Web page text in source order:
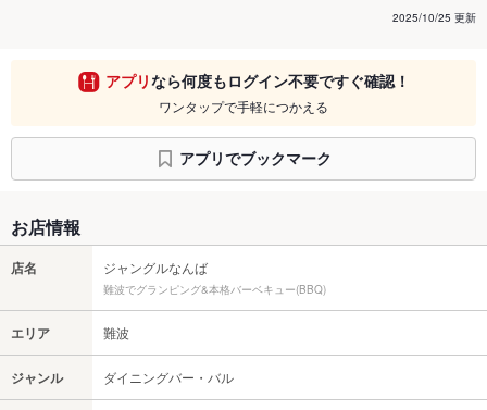
2025/10/25 更新
アプリなら何度もログイン不要ですぐ確認！
ワンタップで手軽につかえる
アプリでブックマーク
お店情報
店名 ジャングルなんば
難波でグランピング&本格バーベキュー(BBQ)
エリア 難波
ジャンル ダイニングバー・バル